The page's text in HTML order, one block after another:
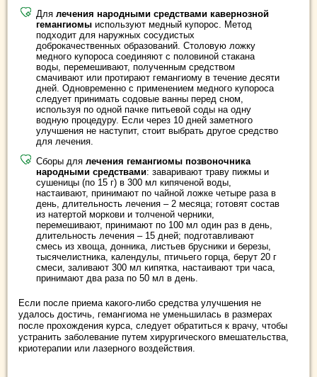
Для лечения народными средствами кавернозной
гемангиомы используют медный купорос. Метод
подходит для наружных сосудистых
доброкачественных образований. Столовую ложку
медного купороса соединяют с половиной стакана
воды, перемешивают, полученным средством
смачивают или протирают гемангиому в течение десяти
дней. Одновременно с применением медного купороса
следует принимать содовые ванны перед сном,
используя по одной пачке питьевой соды на одну
водную процедуру. Если через 10 дней заметного
улучшения не наступит, стоит выбрать другое средство
для лечения.
Сборы для лечения гемангиомы позвоночника
народными средствами: заваривают траву пижмы и
сушеницы (по 15 г) в 300 мл кипяченой воды,
настаивают, принимают по чайной ложке четыре раза в
день, длительность лечения – 2 месяца; готовят состав
из натертой моркови и толченой черники,
перемешивают, принимают по 100 мл один раз в день,
длительность лечения – 15 дней; подготавливают
смесь из хвоща, донника, листьев брусники и березы,
тысячелистника, календулы, птичьего горца, берут 20 г
смеси, заливают 300 мл кипятка, настаивают три часа,
принимают два раза по 50 мл в день.
Если после приема какого-либо средства улучшения не
удалось достичь, гемангиома не уменьшилась в размерах
после прохождения курса, следует обратиться к врачу, чтобы
устранить заболевание путем хирургического вмешательства,
криотерапии или лазерного воздействия.